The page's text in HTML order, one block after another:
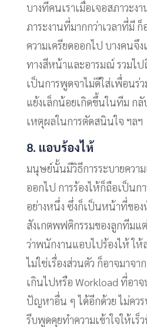
บางทีคนเราเมื่อเจอสภาวะง
ภาระงานที่มากกว่าเวลาที่มี ก็
ความเครียดออกไป บางคนจึ
ทางสีหน้าและอารมณ์ รวมไป
เป็นการพูดจาไม่ดีใส่เพื่อนร่
แย้งเล็กน้อยเกิดขึ้นในทีม กลั
เหตุผลในการตัดสนินใจ ฯลฯ
8. แอบร้องไห้
มนุษย์นั้นมีวิธีการระบายควา
ออกไป การร้องไห้ก็ถือเป็นก
อย่างหนึ่ง ซึ่งก็เป็นหน้าที่ขอ
สังเกตพฟติกรรมของลูกทีมแ
ว่าพนักงานแอบไปร้องไห้ ให้
ไม่ใช่เรื่องส่วนตัว ก็อาจมาจ
เกินไปหรือ Workload ที่อาจ
ปัญหาอื่น ๆ ได้อีกด้วย ไม่คว
รีบพูดคุยทำความเข้าใจให้เร็